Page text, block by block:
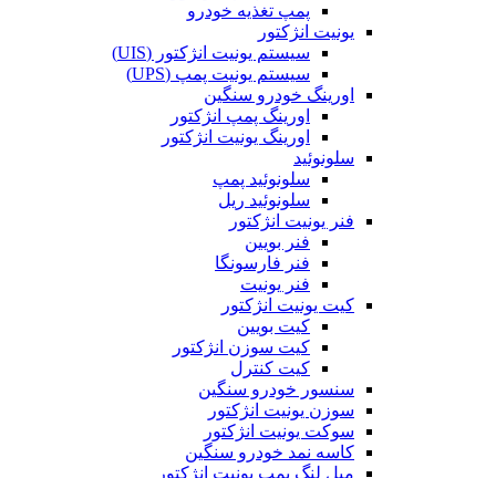
پمپ تغذیه خودرو
یونیت انژکتور
سیستم یونیت انژکتور (UIS)
سیستم یونیت پمپ (UPS)
اورینگ خودرو سنگین
اورینگ پمپ انژکتور
اورینگ یونیت انژکتور
سلونوئید
سلونوئید پمپ
سلونوئید ریل
فنر یونیت انژکتور
فنر بویین
فنر فارسونگا
فنر یونیت
کیت یونیت انژکتور
کیت بویین
کیت سوزن انژکتور
کیت کنترل
سنسور خودرو سنگین
سوزن یونیت انژکتور
سوکت یونیت انژکتور
کاسه نمد خودرو سنگین
میل لنگ پمپ یونیت انژکتور